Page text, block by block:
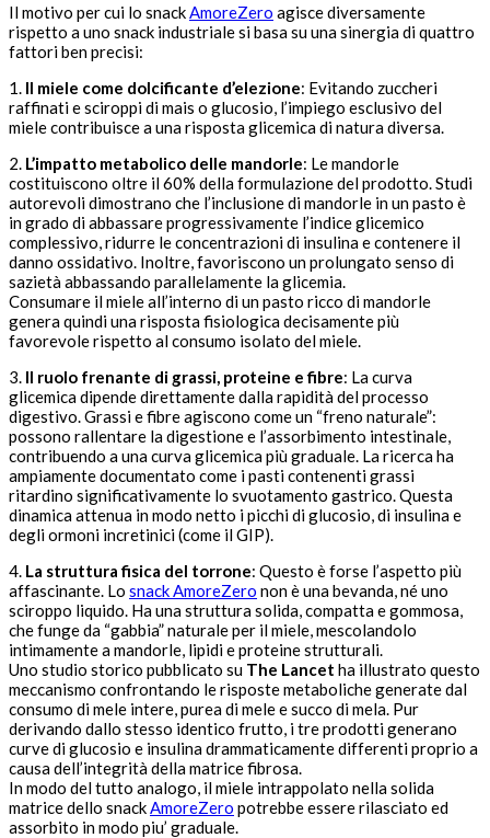
Il motivo per cui lo snackAmoreZero agisce diversamente
rispetto a uno snack industriale si basa su una sinergia di quattro
fattori ben precisi:
1. Il miele come dolcificante d’elezione: Evitando zuccheri
raffinati e sciroppi di mais o glucosio, l’impiego esclusivo del
miele contribuisce a una risposta glicemica di natura diversa.
2. L’impatto metabolico delle mandorle: Le mandorle
costituiscono oltre il 60% della formulazione del prodotto. Studi
autorevoli dimostrano che l’inclusione di mandorle in un pasto è
in grado di abbassare progressivamente l’indice glicemico
complessivo, ridurre le concentrazioni di insulina e contenere il
danno ossidativo. Inoltre, favoriscono un prolungato senso di
sazietà abbassando parallelamente la glicemia.
Consumare il miele all’interno di un pasto ricco di mandorle
genera quindi una risposta fisiologica decisamente più
favorevole rispetto al consumo isolato del miele.
3. Il ruolo frenante di grassi, proteine e fibre: La curva
glicemica dipende direttamente dalla rapidità del processo
digestivo. Grassi e fibre agiscono come un “freno naturale”:
possono rallentare la digestione e l’assorbimento intestinale,
contribuendo a una curva glicemica più graduale. La ricerca ha
ampiamente documentato come i pasti contenenti grassi
ritardino significativamente lo svuotamento gastrico. Questa
dinamica attenua in modo netto i picchi di glucosio, di insulina e
degli ormoni incretinici (come il GIP).
4. La struttura fisica del torrone: Questo è forse l’aspetto più
affascinante. Lo snack AmoreZero non è una bevanda, né uno
sciroppo liquido. Ha una struttura solida, compatta e gommosa,
che funge da “gabbia” naturale per il miele, mescolandolo
intimamente a mandorle, lipidi e proteine strutturali.
Uno studio storico pubblicato su The Lancet ha illustrato questo
meccanismo confrontando le risposte metaboliche generate dal
consumo di mele intere, purea di mele e succo di mela. Pur
derivando dallo stesso identico frutto, i tre prodotti generano
curve di glucosio e insulina drammaticamente differenti proprio a
causa dell’integrità della matrice fibrosa.
In modo del tutto analogo, il miele intrappolato nella solida
matrice dello snackAmoreZero potrebbe essere rilasciato ed
assorbito in modo piu’ graduale.